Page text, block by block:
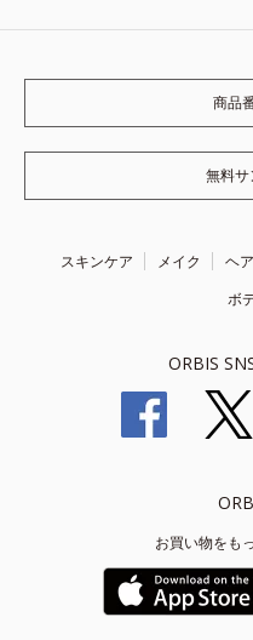
商品
無料
スキンケア メイク ヘ
ボ
ORBIS
お買い物をも